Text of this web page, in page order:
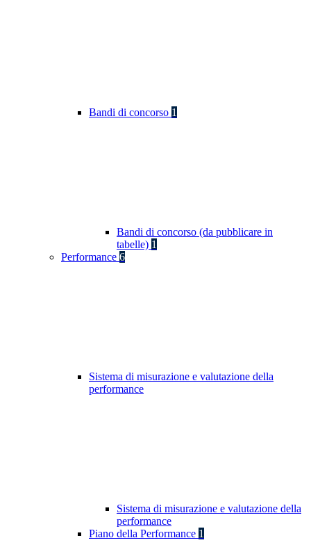
Bandi di concorso 1
Bandi di concorso (da pubblicare in
tabelle) 1
Performance 6
Sistema di misurazione e valutazione della
performance
Sistema di misurazione e valutazione della
performance
Piano della Performance 1